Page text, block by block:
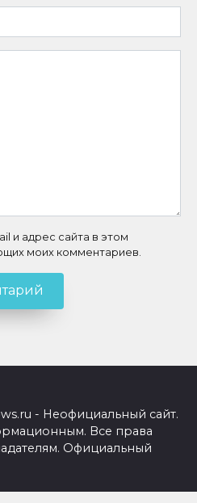
и адрес сайта в этом
моих комментариев.
- Неофициальный сайт.
Все права
Официальный